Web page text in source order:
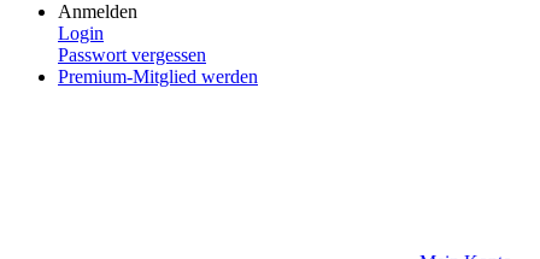
Anmelden
Login
Passwort vergessen
Premium-Mitglied werden